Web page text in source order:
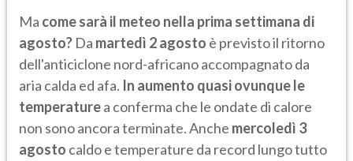
Ma come sarà il meteo nella prima settimana di
agosto? Da martedì 2 agosto è previsto il ritorno
dell'anticiclone nord-africano accompagnato da
aria calda ed afa. In aumento quasi ovunque le
temperaturea conferma che le ondate di calore
non sono ancora terminate. Anche mercoledì 3
agosto caldo e temperature da record lungo tutto